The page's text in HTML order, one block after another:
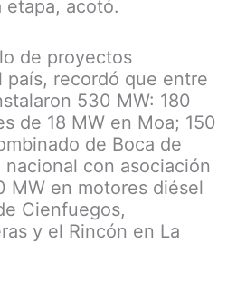
etapa, acotó.
de proyectos
país, recordó que entre
530 MW: 180
de 18 MW en Moa; 150
de Boca de
con asociación
MW en motores diésel
Cienfuegos,
y el Rincón en La